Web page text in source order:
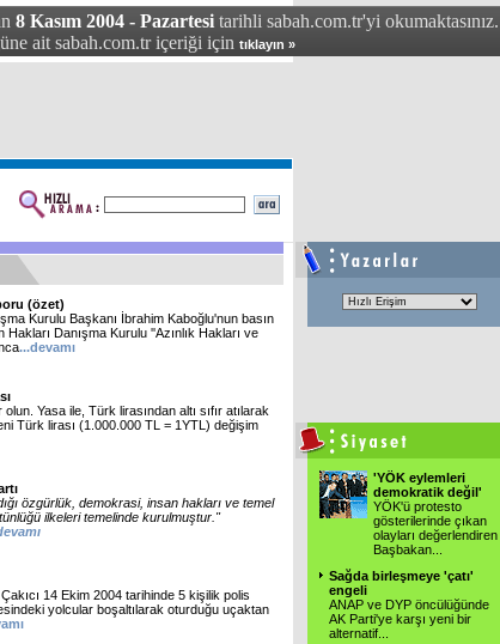
8 Kasım 2004 - Pazartesi tarihli sabah.com.tr'yi okumaktasınız.
ait sabah.com.tr içeriği için tıklayın »
(özet)
Kurulu Başkanı İbrahim Kaboğlu'nun basın
Hakları Danışma Kurulu ''Azınlık Hakları ve
...devamı
Yasa ile, Türk lirasından altı sıfır atılarak
Türk lirası (1.000.000 TL = 1YTL) değişim
özgürlük, demokrasi, insan hakları ve temel
ilkeleri temelinde kurulmuştur."
14 Ekim 2004 tarihinde 5 kişilik polis
yolcular boşaltılarak oturduğu uçaktan
'YÖK eylemleri
demokratik değil'
YÖK'ü protesto
gösterilerinde çıkan
olayları değerlendiren
Başbakan
Sağda birleşmeye 'çatı'
engeli
ANAP ve DYP öncülüğünde
AK Parti'ye karşı yeni bir
alternatif